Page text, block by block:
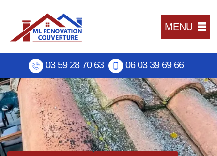
MENU
03 59 28 70 63 06 03 39 69 66